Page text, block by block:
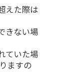
えた際は
きない場
ていた場
ますの